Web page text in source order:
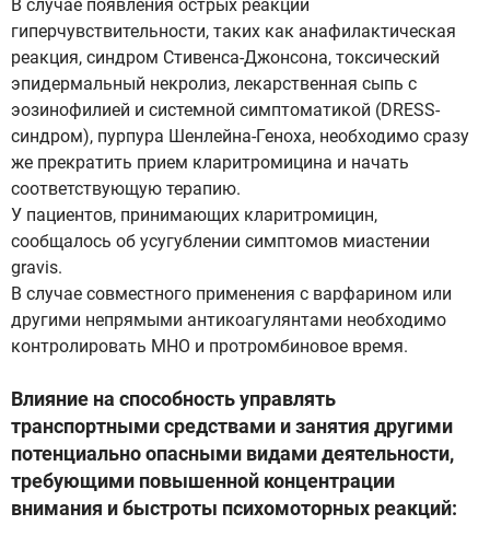
В случае появления острых реакций
гиперчувствительности, таких как анафилактическая
реакция, синдром Стивенса-Джонсона, токсический
эпидермальный некролиз, лекарственная сыпь с
эозинофилией и системной симптоматикой (DRESS-
синдром), пурпура Шенлейна-Геноха, необходимо сразу
же прекратить прием кларитромицина и начать
соответствующую терапию.
У пациентов, принимающих кларитромицин,
сообщалось об усугублении симптомов миастении
gravis.
В случае совместного применения с варфарином или
другими непрямыми антикоагулянтами необходимо
контролировать МНО и протромбиновое время.
Влияние на способность управлять
транспортными средствами и занятия другими
потенциально опасными видами деятельности,
требующими повышенной концентрации
внимания и быстроты психомоторных реакций: